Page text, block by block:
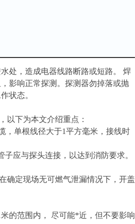
处，造成电器线路断路或短路。 焊
影响正常探测。探测器勿掉落或抛
状态。
以下为本文介绍重点：
，单根线径大于1平方毫米，接线时
应与探头连接，以达到消防要求。
确定现场无可燃气泄漏情况下，开盖
的范围内， 尽可能*近，但不要影响